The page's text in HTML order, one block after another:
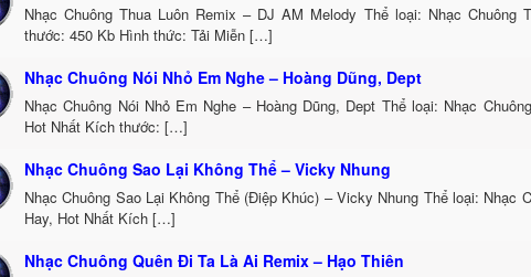
Nhạc Chuông Thua Luôn Remix – DJ AM Melody Thể loại: Nhạc Chuông
thước: 450 Kb Hình thức: Tải Miễn […]
Nhạc Chuông Nói Nhỏ Em Nghe – Hoàng Dũng, Dept
Nhạc Chuông Nói Nhỏ Em Nghe – Hoàng Dũng, Dept Thể loại: Nhạc
Hot Nhất Kích thước: […]
Nhạc Chuông Sao Lại Không Thể – Vicky Nhung
Nhạc Chuông Sao Lại Không Thể (Điệp Khúc) – Vicky Nhung Thể loại: Nhạc
Hay, Hot Nhất Kích […]
Nhạc Chuông Quên Đi Ta Là Ai Remix – Hạo Thiên